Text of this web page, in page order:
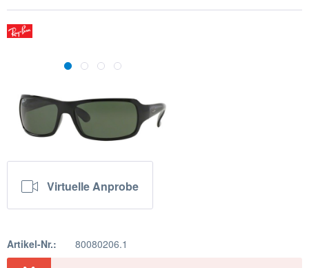
Virtuelle Anprobe
Artikel-Nr.: 80080206.1